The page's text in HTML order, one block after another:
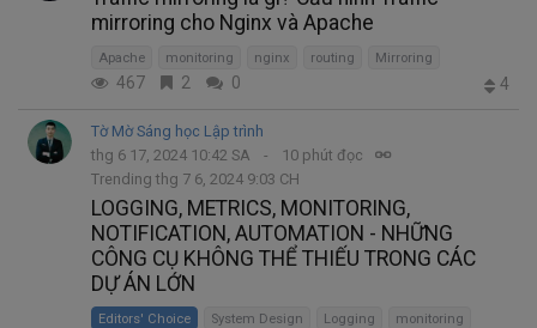
mirroring cho Nginx và Apache
Apache monitoring nginx routing Mirroring
467 2 0 4
Tờ Mờ Sáng học Lập trình
thg 6 17, 2024 10:42 SA
10 phút đọc
Trending thg 7 6, 2024 9:03 CH
LOGGING, METRICS, MONITORING,
NOTIFICATION, AUTOMATION - NHỮNG
CÔNG CỤ KHÔNG THỂ THIẾU TRONG CÁC
DỰ ÁN LỚN
Editors' Choice System Design Logging
monitoring